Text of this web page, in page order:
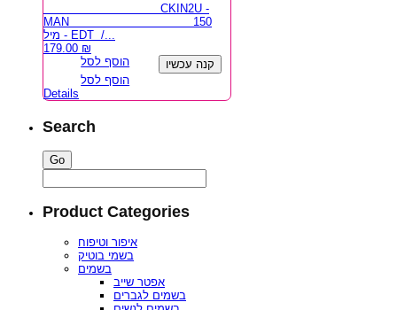
CKIN2U -
MAN 150
מיל - EDT /...
179.00 ₪
הוסף לסל
קנה עכשיו
הוסף לסל
Details
Search
Product Categories
איפור וטיפוח
בשמי בוטיק
בשמים
אפטר שייב
בשמים לגברים